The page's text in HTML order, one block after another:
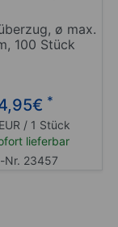
ø max.
100 Stück
€ *
/ 1 Stück
lieferbar
Nr. 23457